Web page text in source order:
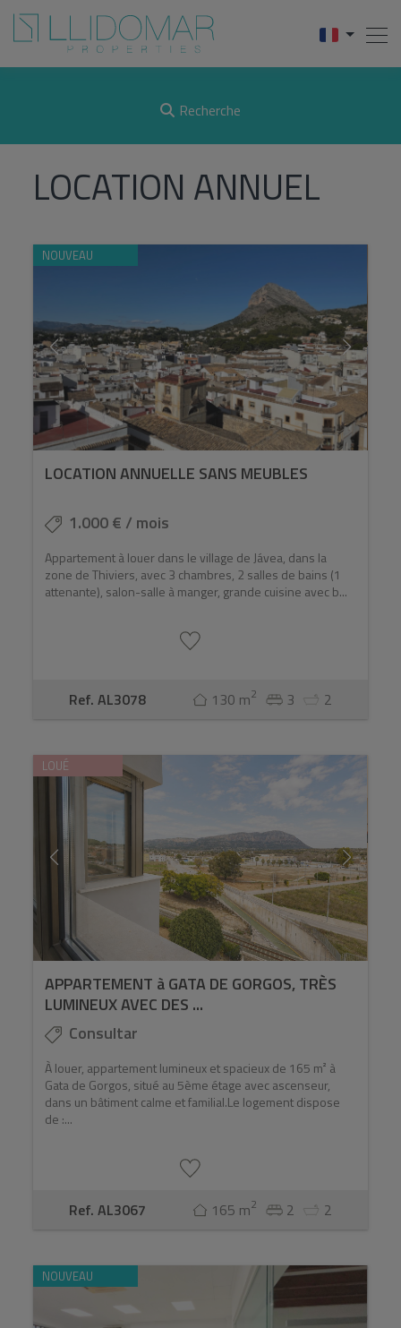
Recherche
LOCATION ANNUEL
NOUVEAU
LOCATION ANNUELLE SANS MEUBLES
1.000 € / mois
Appartement à louer dans le village de Jávea, dans la
zone de Thiviers, avec 3 chambres, 2 salles de bains (1
attenante), salon-salle à manger, grande cuisine avec b...
Ref. AL3078 130 m2 3 2
LOUÉ
APPARTEMENT à GATA DE GORGOS, TRÈS
LUMINEUX AVEC DES ...
Consultar
À louer, appartement lumineux et spacieux de 165 m² à
Gata de Gorgos, situé au 5ème étage avec ascenseur,
dans un bâtiment calme et familial.Le logement dispose
de :...
Ref. AL3067 165 m2 2 2
NOUVEAU